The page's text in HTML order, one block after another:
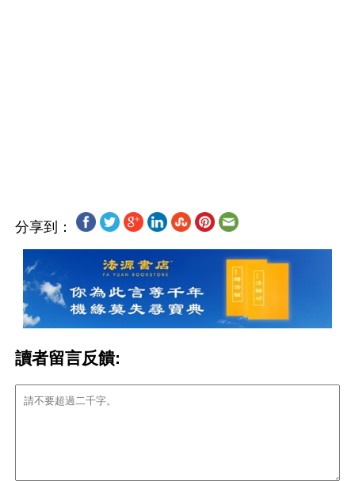
分享到：
讀者留言反饋: